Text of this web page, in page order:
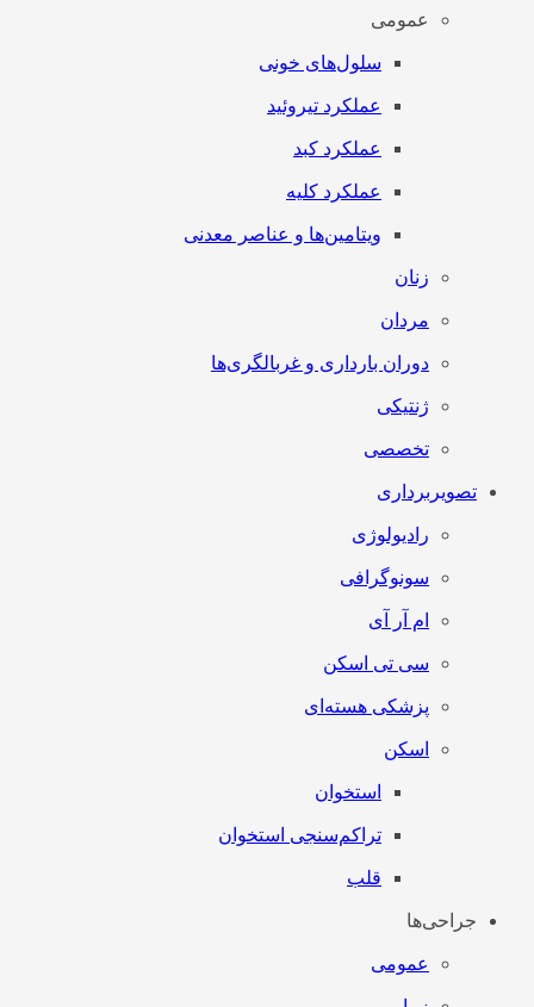
عمومی
سلول‌های خونی
عملکرد تیروئید
عملکرد کبد
عملکرد کلیه
ویتامین‌ها و عناصر معدنی
زنان
مردان
دوران بارداری و غربالگری‌ها
ژنتیکی
تخصصی
تصویربرداری
رادیولوژی
سونوگرافی
ام آر آی
سی تی اسکن
پزشکی هسته‌ای
اسکن
استخوان
تراکم‌سنجی استخوان
قلب
جراحی‌ها
عمومی